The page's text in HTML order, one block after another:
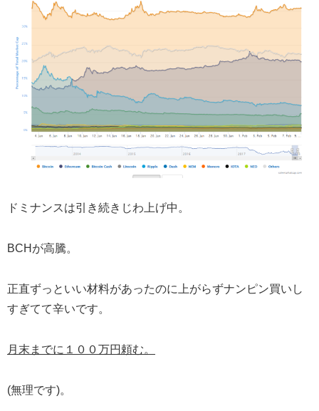
ドミナンスは引き続きじわ上げ中。
BCHが高騰。
正直ずっといい材料があったのに上がらずナンピン買いし
すぎてて辛いです。
月末までに１００万円頼む。
(無理です)。